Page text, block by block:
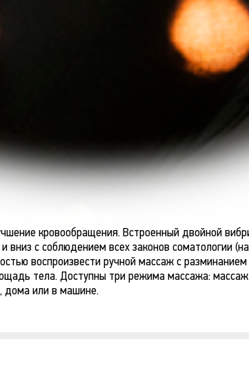
кровообращения. Встроенный двойной
с соблюдением всех законов соматологии
воспроизвести ручной массаж с
тела. Доступны три режима массажа:
дома или в машине.